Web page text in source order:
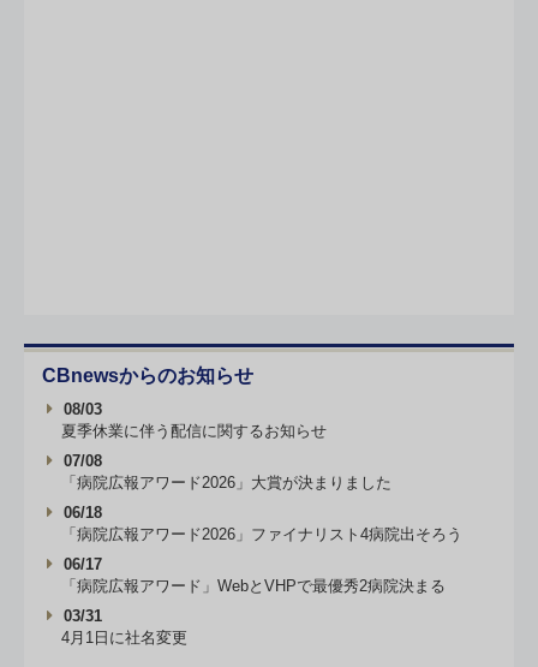
CBnewsからのお知らせ
08/03
夏季休業に伴う配信に関するお知らせ
07/08
「病院広報アワード2026」大賞が決まりました
06/18
「病院広報アワード2026」ファイナリスト4病院出そろう
06/17
「病院広報アワード」WebとVHPで最優秀2病院決まる
03/31
4月1日に社名変更